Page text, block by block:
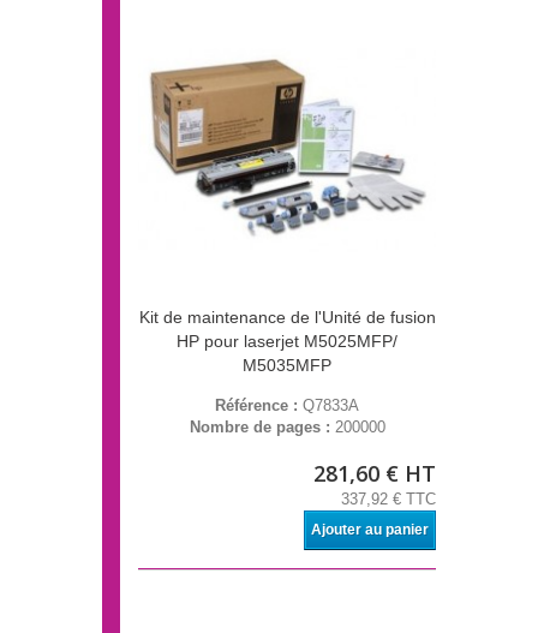
Kit de maintenance de l'Unité de fusion
HP pour laserjet M5025MFP/
M5035MFP
Référence : Q7833A
Nombre de pages : 200000
281,60 € HT
337,92 € TTC
Ajouter au panier